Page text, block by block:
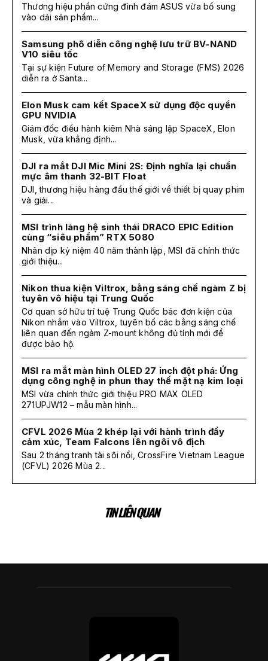
Thương hiệu phần cứng đình đám ASUS vừa bổ sung
vào dải sản phẩm...
Samsung phô diễn công nghệ lưu trữ BV-NAND
V10 siêu tốc
Tại sự kiện Future of Memory and Storage (FMS) 2026
diễn ra ở Santa...
Elon Musk cam kết SpaceX sử dụng độc quyền
GPU NVIDIA
Giám đốc điều hành kiêm Nhà sáng lập SpaceX, Elon
Musk, vừa khẳng định...
DJI ra mắt DJI Mic Mini 2S: Định nghĩa lại chuẩn
mực âm thanh 32-BIT Float
DJI, thương hiệu hàng đầu thế giới về thiết bị quay phim
và giải...
MSI trình làng hệ sinh thái DRACO EPIC Edition
cùng “siêu phẩm” RTX 5080
Nhân dịp kỷ niệm 40 năm thành lập, MSI đã chính thức
giới thiệu...
Nikon thua kiện Viltrox, bằng sáng chế ngàm Z bị
tuyên vô hiệu tại Trung Quốc
Cơ quan sở hữu trí tuệ Trung Quốc bác đơn kiện của
Nikon nhắm vào Viltrox, tuyên bố các bằng sáng chế
liên quan đến ngàm Z-mount không đủ tính mới để
được bảo hộ.
MSI ra mắt màn hình OLED 27 inch đột phá: Ứng
dụng công nghệ in phun thay thế mặt nạ kim loại
MSI vừa chính thức giới thiệu PRO MAX OLED
271UPJW12 – mẫu màn hình...
CFVL 2026 Mùa 2 khép lại với hành trình đầy
cảm xúc, Team Falcons lên ngôi vô địch
Sau 2 tháng tranh tài sôi nổi, CrossFire Vietnam League
(CFVL) 2026 Mùa 2...
TIN LIÊN QUAN